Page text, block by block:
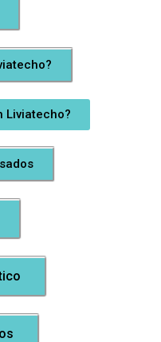
Liviatecho?